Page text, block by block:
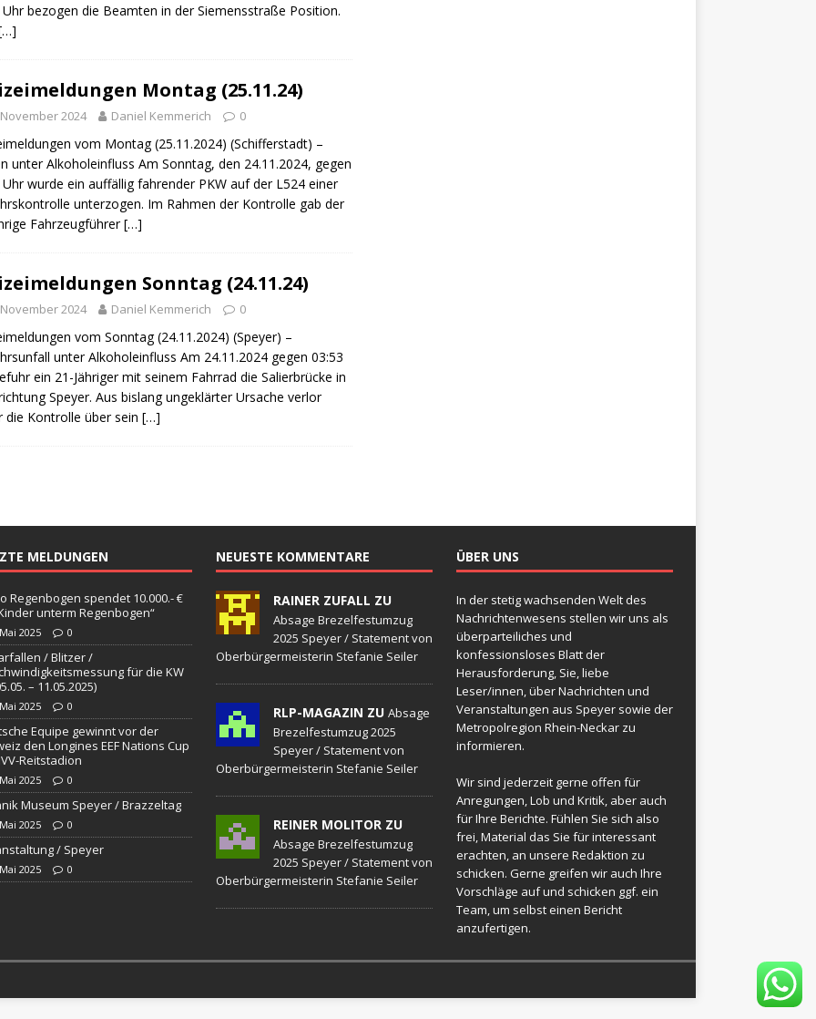
Uhr bezogen die Beamten in der Siemensstraße Position.
Montag (25.11.24)
2024 Daniel Kemmerich 0
vom Montag (25.11.2024) (Schifferstadt) –
unter Alkoholeinfluss Am Sonntag, den 24.11.2024, gegen
Uhr wurde ein auffällig fahrender PKW auf der L524 einer
unterzogen. Im Rahmen der Kontrolle gab der
Fahrzeugführer[…]
Sonntag (24.11.24)
2024 Daniel Kemmerich 0
vom Sonntag (24.11.2024) (Speyer) –
unter Alkoholeinfluss Am 24.11.2024 gegen 03:53
ein 21-Jähriger mit seinem Fahrrad die Salierbrücke in
Speyer. Aus bislang ungeklärter Ursache verlor
die Kontrolle über sein […]
MELDUNGEN
Regenbogen spendet 10.000.- €
unterm Regenbogen“
2025 0
/ Blitzer /
für die KW
– 11.05.2025)
2025 0
Equipe gewinnt vor der
den Longines EEF Nations Cup
Reitstadion
2025 0
Museum Speyer / Brazzeltag
2025 0
/ Speyer
2025 0
NEUESTE KOMMENTARE
RAINER ZUFALL ZU
Absage Brezelfestumzug
2025 Speyer / Statement von
Oberbürgermeisterin Stefanie Seiler
RLP-MAGAZIN ZU Absage
Brezelfestumzug 2025
Speyer / Statement von
Oberbürgermeisterin Stefanie Seiler
REINER MOLITOR ZU
Absage Brezelfestumzug
2025 Speyer / Statement von
Oberbürgermeisterin Stefanie Seiler
ÜBER UNS
In der stetig wachsenden Welt des
Nachrichtenwesens stellen wir uns als
überparteiliches und
konfessionsloses Blatt der
Herausforderung, Sie, liebe
Leser/innen, über Nachrichten und
Veranstaltungen aus Speyer sowie der
Metropolregion Rhein-Neckar zu
informieren.
Wir sind jederzeit gerne offen für
Anregungen, Lob und Kritik, aber auch
für Ihre Berichte. Fühlen Sie sich also
frei, Material das Sie für interessant
erachten, an unsere Redaktion zu
schicken. Gerne greifen wir auch Ihre
Vorschläge auf und schicken ggf. ein
Team, um selbst einen Bericht
anzufertigen.